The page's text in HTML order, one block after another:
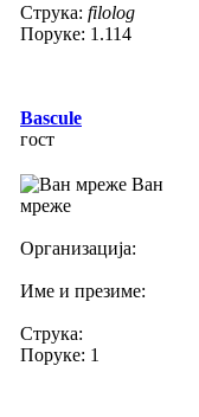
Струка: filolog
Поруке: 1.114
Bascule
гост
Ван
мреже
Организација:
Име и презиме:
Струка:
Поруке: 1